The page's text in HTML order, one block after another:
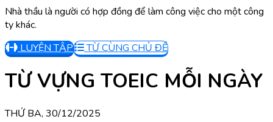
Nhà thầu là người có hợp đồng để làm công việc cho một công
ty khác.
LUYỆN TẬP
TỪ CÙNG CHỦ ĐỀ
TỪ VỰNG TOEIC MỖI NGÀY
THỨ BA, 30/12/2025